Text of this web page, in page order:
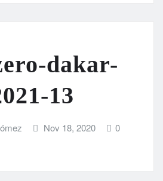
dakar-
13
Nov 18, 2020 0